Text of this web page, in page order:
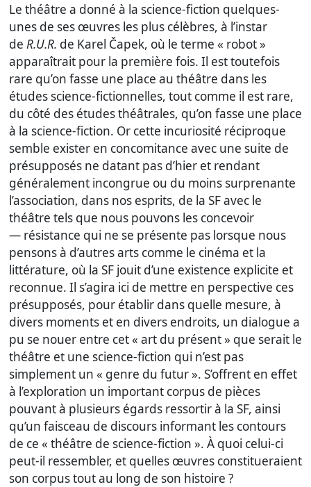
Le théâtre a donné à la science-fiction quelques-
unes de ses œuvres les plus célèbres, à l’instar
de R.U.R. de Karel Čapek, où le terme « robot »
apparaîtrait pour la première fois. Il est toutefois
rare qu’on fasse une place au théâtre dans les
études science-fictionnelles, tout comme il est rare,
du côté des études théâtrales, qu’on fasse une place
à la science-fiction. Or cette incuriosité réciproque
semble exister en concomitance avec une suite de
présupposés ne datant pas d’hier et rendant
généralement incongrue ou du moins surprenante
l’association, dans nos esprits, de la SF avec le
théâtre tels que nous pouvons les concevoir
— résistance qui ne se présente pas lorsque nous
pensons à d’autres arts comme le cinéma et la
littérature, où la SF jouit d’une existence explicite et
reconnue. Il s’agira ici de mettre en perspective ces
présupposés, pour établir dans quelle mesure, à
divers moments et en divers endroits, un dialogue a
pu se nouer entre cet « art du présent » que serait le
théâtre et une science-fiction qui n’est pas
simplement un « genre du futur ». S’offrent en effet
à l’exploration un important corpus de pièces
pouvant à plusieurs égards ressortir à la SF, ainsi
qu’un faisceau de discours informant les contours
de ce « théâtre de science-fiction ». À quoi celui-ci
peut-il ressembler, et quelles œuvres constitueraient
son corpus tout au long de son histoire ?